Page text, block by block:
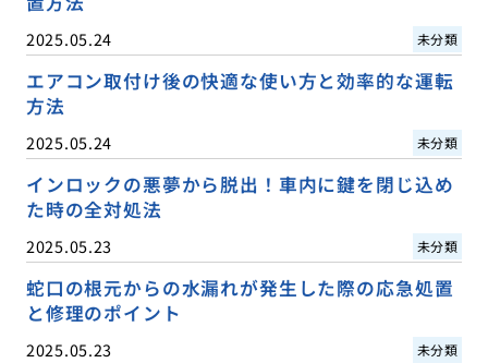
2025.05.24 未分類
エアコン取付け後の快適な使い方と効率的な運転
方法
2025.05.24 未分類
インロックの悪夢から脱出！車内に鍵を閉じ込め
た時の全対処法
2025.05.23 未分類
蛇口の根元からの水漏れが発生した際の応急処置
と修理のポイント
2025.05.23 未分類